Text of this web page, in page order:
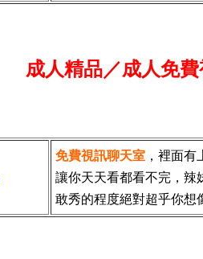
成人精品／成人免
免費視訊聊天室 ，裡面
讓你天天看都看不完，辣
敢秀的程度絕對超乎你想